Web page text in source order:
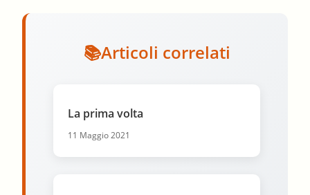
Articoli correlati
La prima volta
11 Maggio 2021